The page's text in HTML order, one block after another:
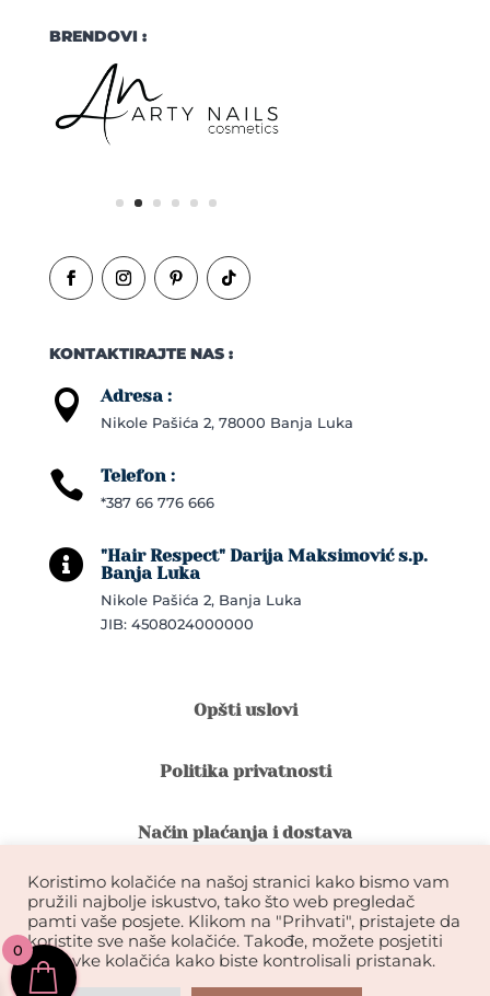
BRENDOVI :
KONTAKTIRAJTE NAS :
 Adresa :
Nikole Pašića 2, 78000 Banja Luka
 Telefon :
*387 66 776 666

"Hair Respect" Darija Maksimović s.p.
Banja Luka
Nikole Pašića 2, Banja Luka
JIB: 4508024000000
Opšti uslovi
Politika privatnosti
Način plaćanja i dostava
Reklamacije i povrat robe
Garancija na kvalitet ekstenzija
Koristimo kolačiće na našoj stranici kako bismo vam
pružili najbolje iskustvo, tako što web pregledač
pamti vaše posjete. Klikom na "Prihvati", pristajete da
koristite sve naše kolačiće. Takođe, možete posjetiti
postavke kolačića kako biste kontrolisali pristanak.
0